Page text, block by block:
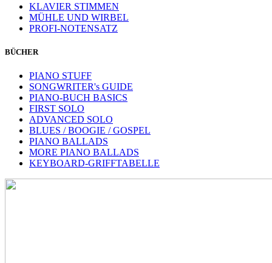
KLAVIER STIMMEN
MÜHLE UND WIRBEL
PROFI-NOTENSATZ
BÜCHER
PIANO STUFF
SONGWRITER's GUIDE
PIANO-BUCH BASICS
FIRST SOLO
ADVANCED SOLO
BLUES / BOOGIE / GOSPEL
PIANO BALLADS
MORE PIANO BALLADS
KEYBOARD-GRIFFTABELLE